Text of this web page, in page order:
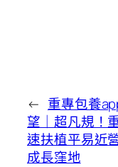
← 重專包養
望｜超凡規！
速扶植平易近
成長窪地